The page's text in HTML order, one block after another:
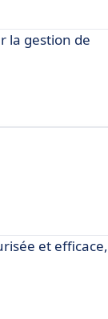
la gestion de
et efficace,